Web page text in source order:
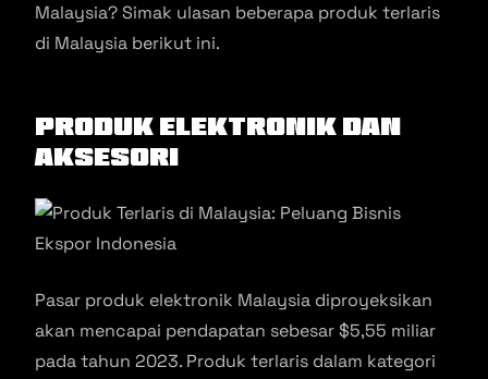
Malaysia? Simak ulasan beberapa produk terlaris
di Malaysia berikut ini.
Produk Elektronik dan
Aksesori
Pasar produk elektronik Malaysia diproyeksikan
akan mencapai pendapatan sebesar $5,55 miliar
pada tahun 2023. Produk terlaris dalam kategori